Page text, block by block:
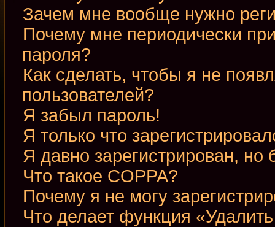
Зачем мне вообще нужно
Почему мне периодически
пароля?
Как сделать, чтобы я не
пользователей?
Я забыл пароль!
Я только что
Я давно зарегистрирован, но
Что такое COPPA?
Почему я не могу
Что делает функция